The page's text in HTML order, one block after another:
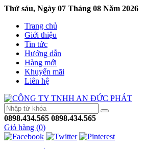
Thứ sáu, Ngày 07 Tháng 08 Năm 2026
Trang chủ
Giới thiệu
Tin tức
Hướng dẫn
Hàng mới
Khuyến mãi
Liên hệ
0898.434.565 0898.434.565
Giỏ hàng (0)